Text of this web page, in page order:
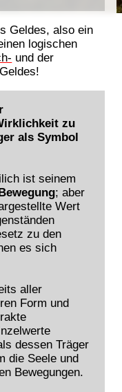
Geldes, also ein
logischen
und der
zu
als Symbol
ist seinem
; aber
Wert
zu den
es sich
aller
Form und
dessen Träger
die Seele und
Bewegungen.